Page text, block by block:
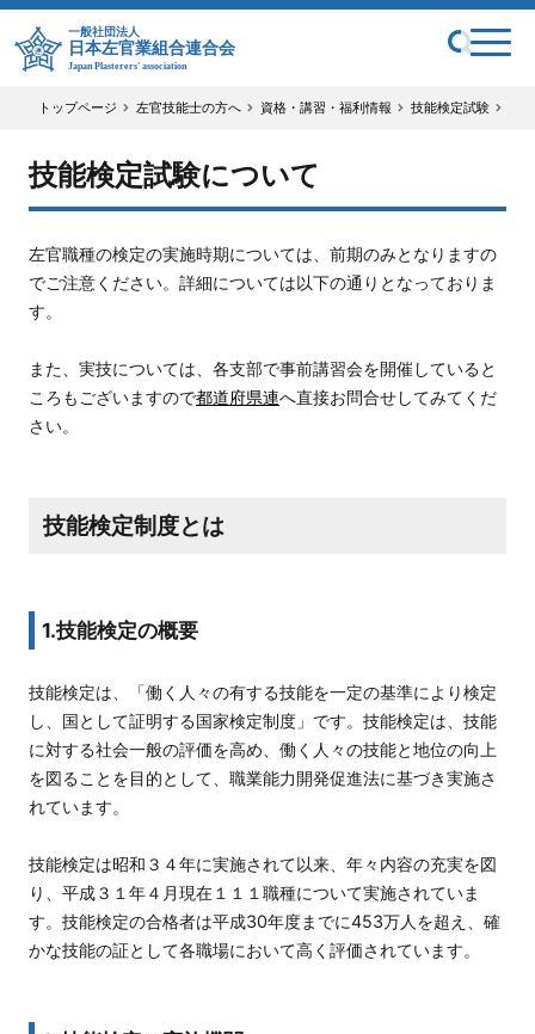
一般社団法人
日本左官業組合連合会
Japan Plasterers' association
トップページ 左官技能士の方へ 資格・講習・福利情報 技能検定試験
技能検定試験について
左官職種の検定の実施時期については、前期のみとなりますの
でご注意ください。詳細については以下の通りとなっておりま
す。
また、実技については、各支部で事前講習会を開催していると
ころもございますので都道府県連へ直接お問合せしてみてくだ
さい。
技能検定制度とは
1.技能検定の概要
技能検定は、「働く人々の有する技能を一定の基準により検定
し、国として証明する国家検定制度」です。技能検定は、技能
に対する社会一般の評価を高め、働く人々の技能と地位の向上
を図ることを目的として、職業能力開発促進法に基づき実施さ
れています。
技能検定は昭和３４年に実施されて以来、年々内容の充実を図
り、平成３１年４月現在１１１職種について実施されていま
す。技能検定の合格者は平成30年度までに453万人を超え、確
かな技能の証として各職場において高く評価されています。